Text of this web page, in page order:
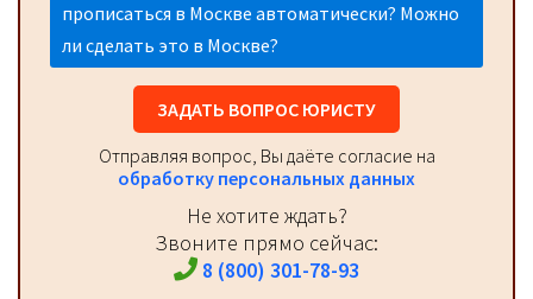
прописаться в Москве автоматически? Можно
ли сделать это в Москве?
ЗАДАТЬ ВОПРОС ЮРИСТУ
Отправляя вопрос, Вы даёте согласие на
обработку персональных данных
Не хотите ждать?
Звоните прямо сейчас:
8 (800) 301-78-93